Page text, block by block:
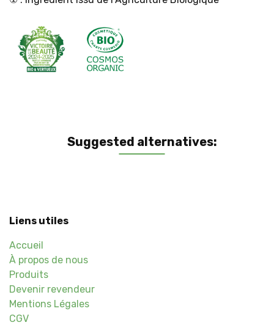
Suggested alternatives:
Liens utiles
Accueil
À propos de nous
Produits
Devenir revendeur
Mentions Légales
CGV